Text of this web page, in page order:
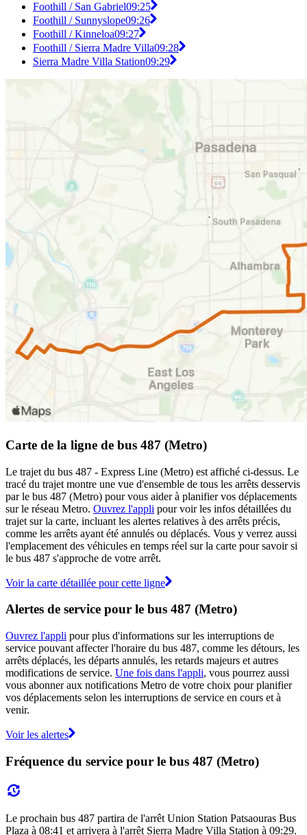
Foothill / San Gabriel09:25
Foothill / Sunnyslope09:26
Foothill / Kinneloa09:27
Foothill / Sierra Madre Villa09:28
Sierra Madre Villa Station09:29
Carte de la ligne de bus 487 (Metro)
Le trajet du bus 487 - Express Line (Metro) est affiché ci-dessus. Le
tracé du trajet montre une vue d'ensemble de tous les arrêts desservis
par le bus 487 (Metro) pour vous aider à planifier vos déplacements
sur le réseau Metro. Ouvrez l'appli pour voir les infos détaillées du
trajet sur la carte, incluant les alertes relatives à des arrêts précis,
comme les arrêts ayant été annulés ou déplacés. Vous y verrez aussi
l'emplacement des véhicules en temps réel sur la carte pour savoir si
le bus 487 s'approche de votre arrêt.
Voir la carte détaillée pour cette ligne
Alertes de service pour le bus 487 (Metro)
Ouvrez l'appli pour plus d'informations sur les interruptions de
service pouvant affecter l'horaire du bus 487, comme les détours, les
arrêts déplacés, les départs annulés, les retards majeurs et autres
modifications de service. Une fois dans l'appli, vous pourrez aussi
vous abonner aux notifications Metro de votre choix pour planifier
vos déplacements selon les interruptions de service en cours et à
venir.
Voir les alertes
Fréquence du service pour le bus 487 (Metro)
Le prochain bus 487 partira de l'arrêt Union Station Patsaouras Bus
Plaza à 08:41 et arrivera à l'arrêt Sierra Madre Villa Station à 09:29.